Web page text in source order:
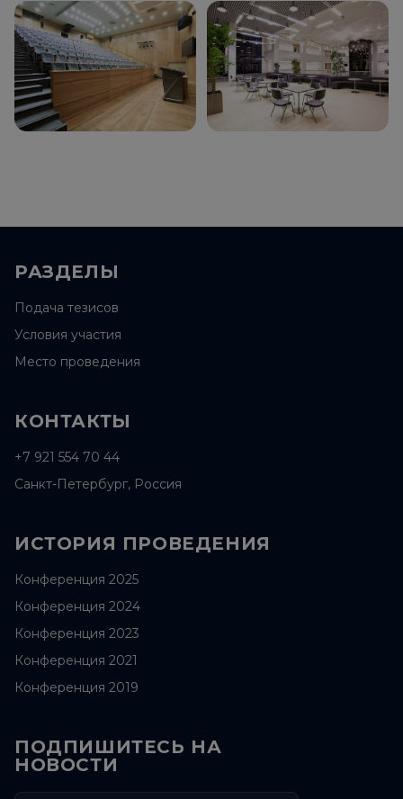
РАЗДЕЛЫ
Подача тезисов
Условия участия
Место проведения
КОНТАКТЫ
+7 921 554 70 44
Санкт-Петербург, Россия
ИСТОРИЯ ПРОВЕДЕНИЯ
Конференция 2025
Конференция 2024
Конференция 2023
Конференция 2021
Конференция 2019
ПОДПИШИТЕСЬ НА
НОВОСТИ